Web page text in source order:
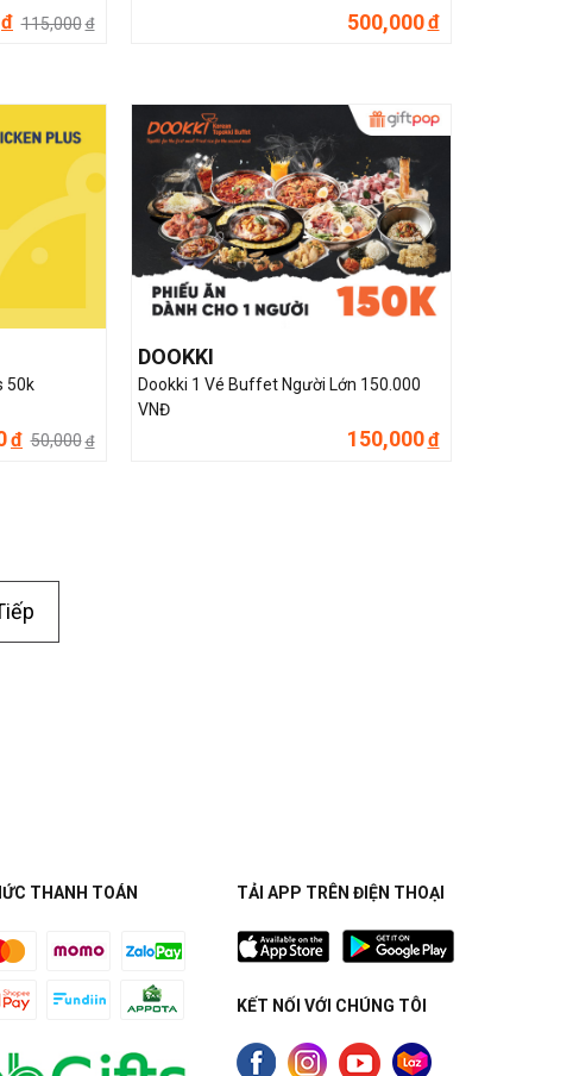
đ 115,000 đ 500,000đ
50k
đ 50,000 đ
DOOKKI
Dookki 1 Vé Buffet Người Lớn 150.000
VNĐ
150,000đ
THANH TOÁN TẢI APP TRÊN ĐIỆN THOẠI
KẾT NỐI VỚI CHÚNG TÔI